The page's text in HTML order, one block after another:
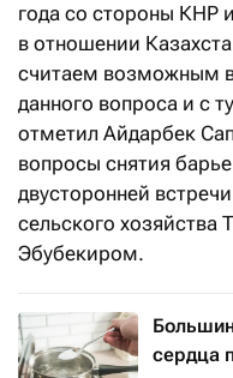
года со стороны КНР
в отношении
считаем возможным
данного вопроса и с
отметил Айдарбек
вопросы снятия
двусторонней
сельского хозяйства
Эбубекиром.
сердца